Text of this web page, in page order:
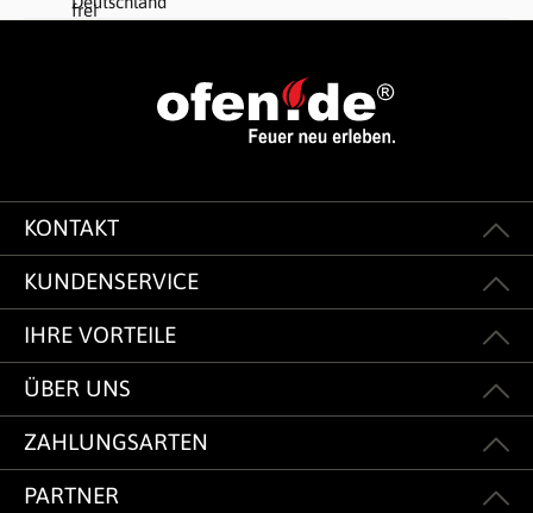
KONTAKT
KUNDENSERVICE
IHRE VORTEILE
ÜBER UNS
ZAHLUNGSARTEN
PARTNER